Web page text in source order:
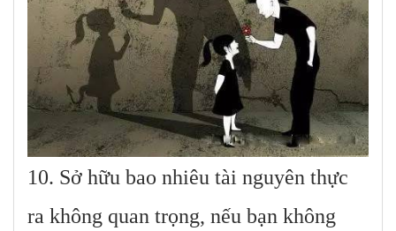
10. Sở hữu bao nhiêu tài nguyên thực
ra không quan trọng, nếu bạn không